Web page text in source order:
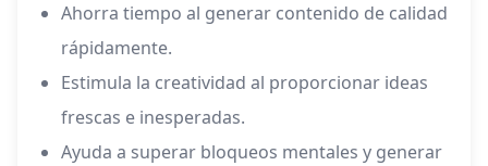
Ahorra tiempo al generar contenido de calidad
rápidamente.
Estimula la creatividad al proporcionar ideas
frescas e inesperadas.
Ayuda a superar bloqueos mentales y generar